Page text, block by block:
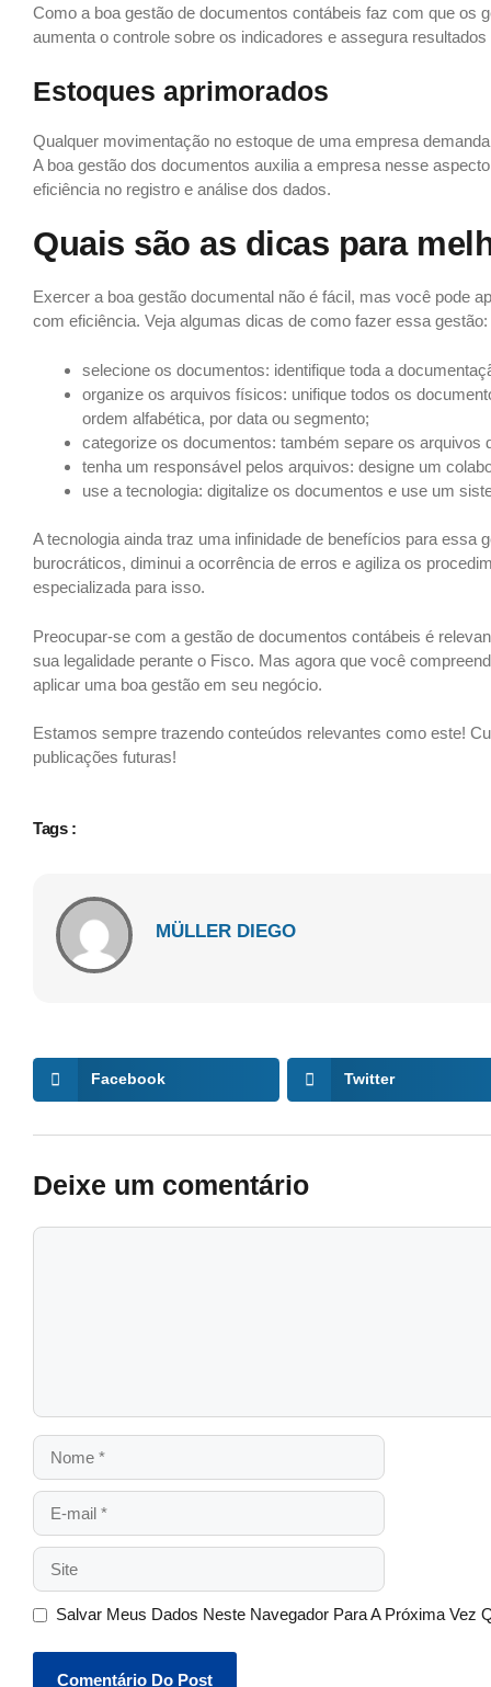
Como a boa gestão de documentos contábeis faz com que
aumenta o controle sobre os indicadores e assegura
Estoques aprimorados
Qualquer movimentação no estoque de uma empresa
A boa gestão dos documentos auxilia a empresa nesse
eficiência no registro e análise dos dados.
Quais são as dicas para
Exercer a boa gestão documental não é fácil, mas você pode
com eficiência. Veja algumas dicas de como fazer essa gestão:
selecione os documentos: identifique toda a
organize os arquivos físicos: unifique todos os
ordem alfabética, por data ou segmento;
categorize os documentos: também separe os arquivos
tenha um responsável pelos arquivos: designe um
use a tecnologia: digitalize os documentos e use um
A tecnologia ainda traz uma infinidade de benefícios para
burocráticos, diminui a ocorrência de erros e agiliza os
especializada para isso.
Preocupar-se com a gestão de documentos contábeis é
sua legalidade perante o Fisco. Mas agora que você
aplicar uma boa gestão em seu negócio.
Estamos sempre trazendo conteúdos relevantes como este!
publicações futuras!
Tags :
MÜLLER DIEGO
Facebook Twitter
Deixe um comentário
Salvar Meus Dados Neste Navegador Para A Próxima Vez